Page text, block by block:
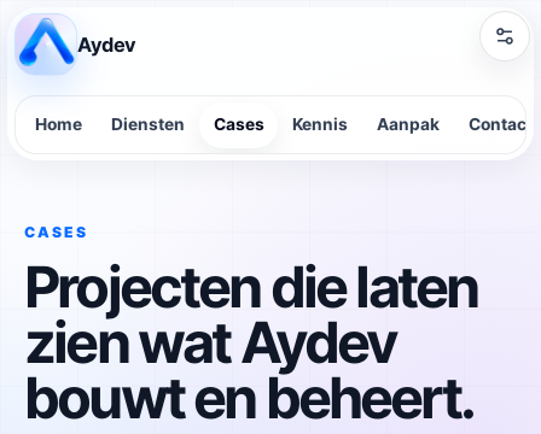
Aydev
Home Diensten Cases Kennis Aanpak Contact
CASES
Projecten die laten
zien wat Aydev
bouwt en beheert.